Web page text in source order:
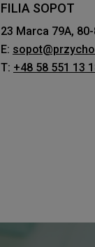
FILIA SOPOT
23 Marca 79A,
E:
T: +48 58 551 13